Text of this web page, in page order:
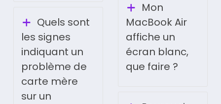
Quels sont
les signes
indiquant un
problème de
carte mère
sur un
Mon
MacBook Air
affiche un
écran blanc,
que faire ?